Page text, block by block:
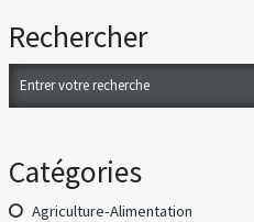
Rechercher
Catégories
Agriculture-Alimentation